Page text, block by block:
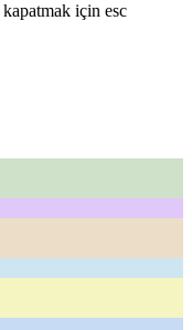
kapatmak için esc